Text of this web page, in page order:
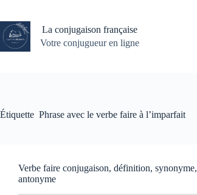
contenu
La conjugaison française
Votre conjugueur en ligne
Étiquette Phrase avec le verbe faire à l’imparfait
Verbe faire conjugaison, définition, synonyme,
antonyme